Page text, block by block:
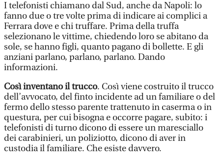
I telefonisti chiamano dal Sud, anche da Napoli: lo
fanno due o tre volte prima di indicare ai complici a
Ferrara dove e chi truffare. Prima della truffa
selezionano le vittime, chiedendo loro se abitano da
sole, se hanno figli, quanto pagano di bollette. E gli
anziani parlano, parlano, parlano. Dando
informazioni.
Così inventano il trucco. Così viene costruito il trucco
dell’avvocato, del finto incidente ad un familiare o del
fermo dello stesso parente trattenuto in caserma o in
questura, per cui bisogna e occorre pagare, subito: i
telefonisti di turno dicono di essere un maresciallo
dei carabinieri, un poliziotto, dicono di aver in
custodia il familiare. Che esiste davvero.